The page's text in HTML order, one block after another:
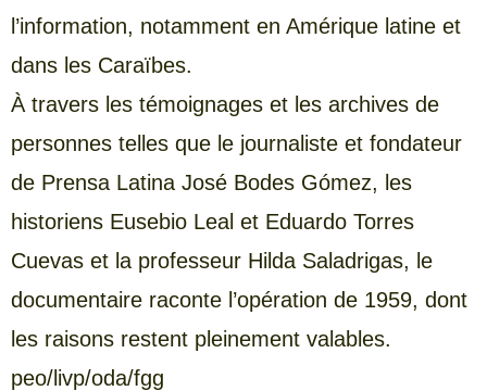
l’information, notamment en Amérique latine et
dans les Caraïbes.
À travers les témoignages et les archives de
personnes telles que le journaliste et fondateur
de Prensa Latina José Bodes Gómez, les
historiens Eusebio Leal et Eduardo Torres
Cuevas et la professeur Hilda Saladrigas, le
documentaire raconte l’opération de 1959, dont
les raisons restent pleinement valables.
peo/livp/oda/fgg